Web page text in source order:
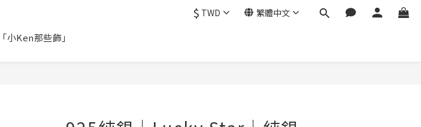
$ TWD 繁體中文
小Ken那些飾」